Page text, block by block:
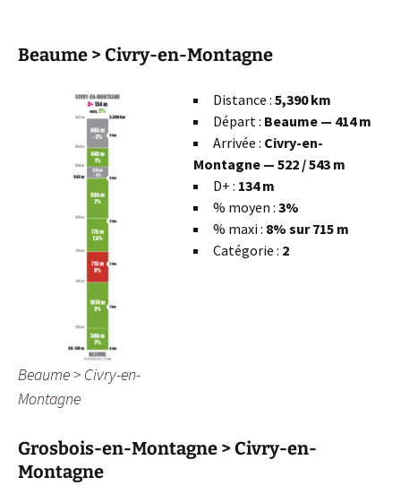
Beaume > Civry-en-Montagne
Beaume > Civry-en-
Montagne
Distance : 5,390 km
Départ : Beaume — 414 m
Arrivée : Civry-en-
Montagne — 522 / 543 m
D+ : 134 m
% moyen : 3%
% maxi : 8% sur 715 m
Catégorie : 2
Grosbois-en-Montagne > Civry-en-
Montagne